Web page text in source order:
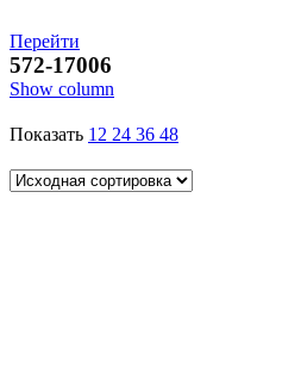
Перейти
572-17006
Show column
Показать 12 24 36 48